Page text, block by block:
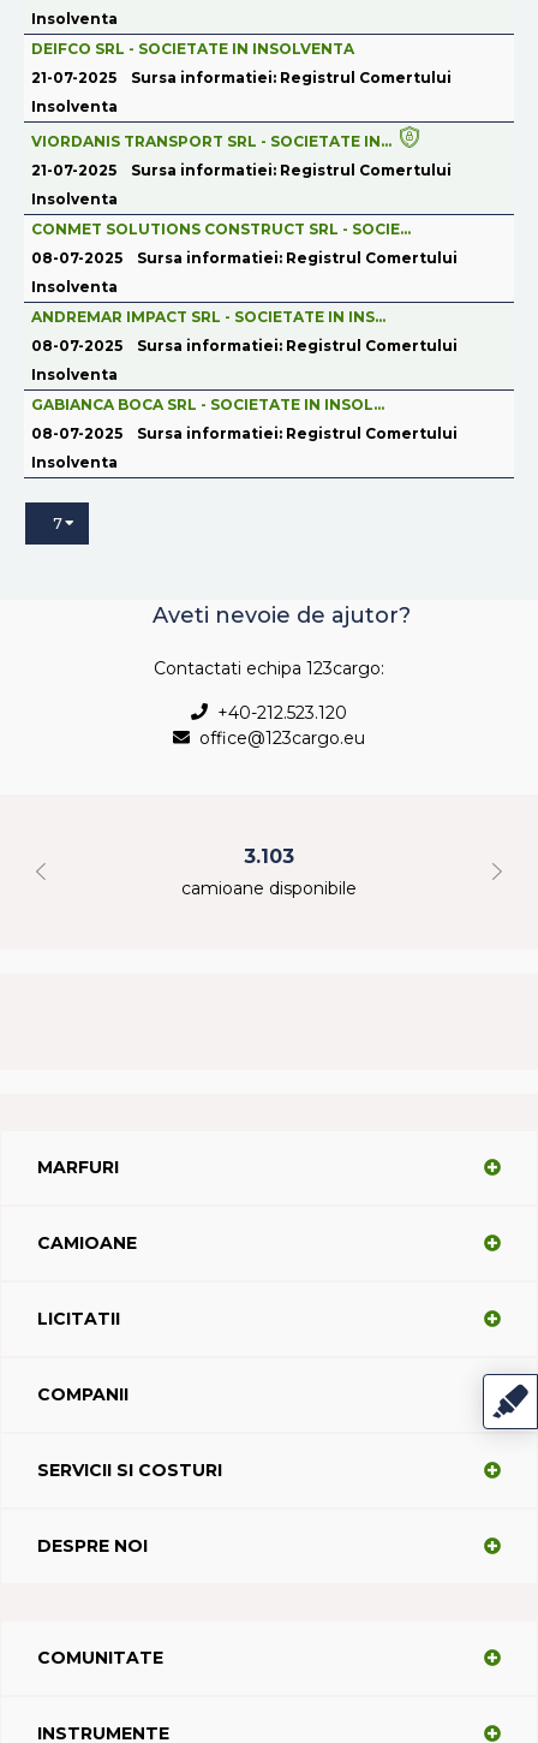
Insolventa
21-07-2025
DEIFCO SRL - SOCIETATE IN INSOLVENTA
Sursa informatiei: Registrul Comertului
Insolventa
21-07-2025
VIORDANIS TRANSPORT SRL - SOCIETATE IN...
Sursa informatiei: Registrul Comertului
Insolventa
08-07-2025
CONMET SOLUTIONS CONSTRUCT SRL - SOCIE...
Sursa informatiei: Registrul Comertului
Insolventa
08-07-2025
ANDREMAR IMPACT SRL - SOCIETATE IN INS...
Sursa informatiei: Registrul Comertului
Insolventa
08-07-2025
GABIANCA BOCA SRL - SOCIETATE IN INSOL...
Sursa informatiei: Registrul Comertului
Insolventa
7
Aveti nevoie de ajutor?
Contactati echipa 123cargo:
+40-212.523.120
office@123cargo.eu
3.103
camioane disponibile
MARFURI
CAMIOANE
LICITATII
COMPANII
SERVICII SI COSTURI
DESPRE NOI
COMUNITATE
INSTRUMENTE